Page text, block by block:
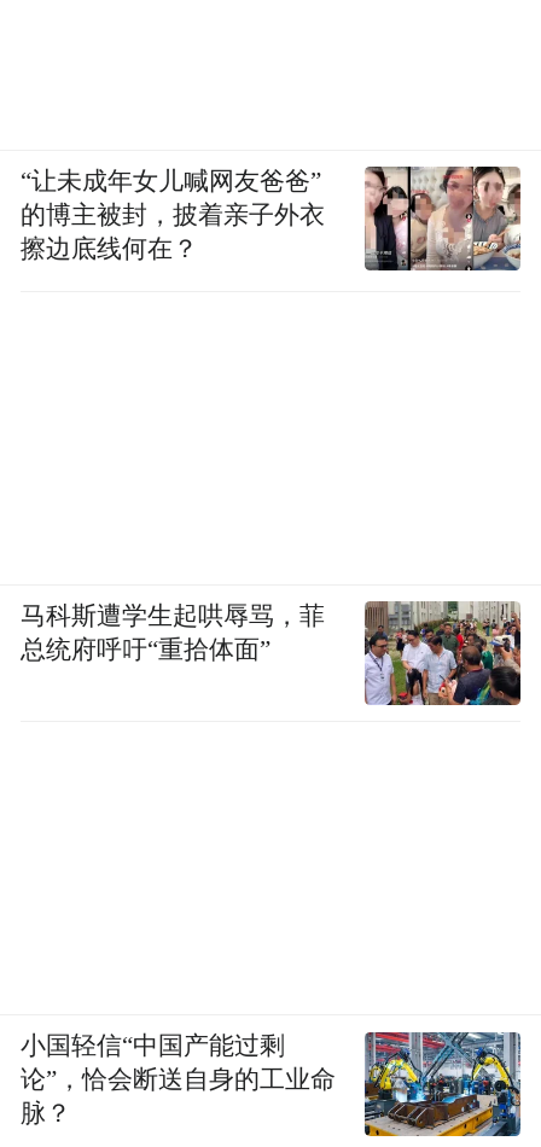
“让未成年女儿喊网友爸爸”
的博主被封，披着亲子外衣
擦边底线何在？
马科斯遭学生起哄辱骂，菲
总统府呼吁“重拾体面”
小国轻信“中国产能过剩
论”，恰会断送自身的工业命
脉？